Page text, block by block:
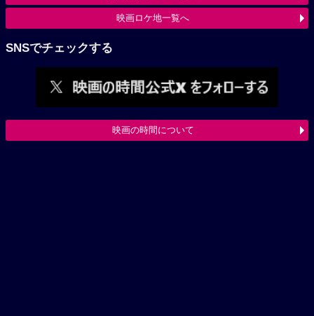
映画ロケ地一覧へ
SNSでチェックする
映画の時間について